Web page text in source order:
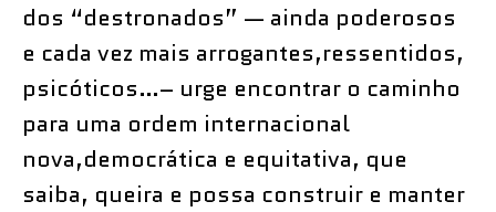
dos “destronados” — ainda poderosos
e cada vez mais arrogantes,ressentidos,
psicóticos…– urge encontrar o caminho
para uma ordem internacional
nova,democrática e equitativa, que
saiba, queira e possa construir e manter